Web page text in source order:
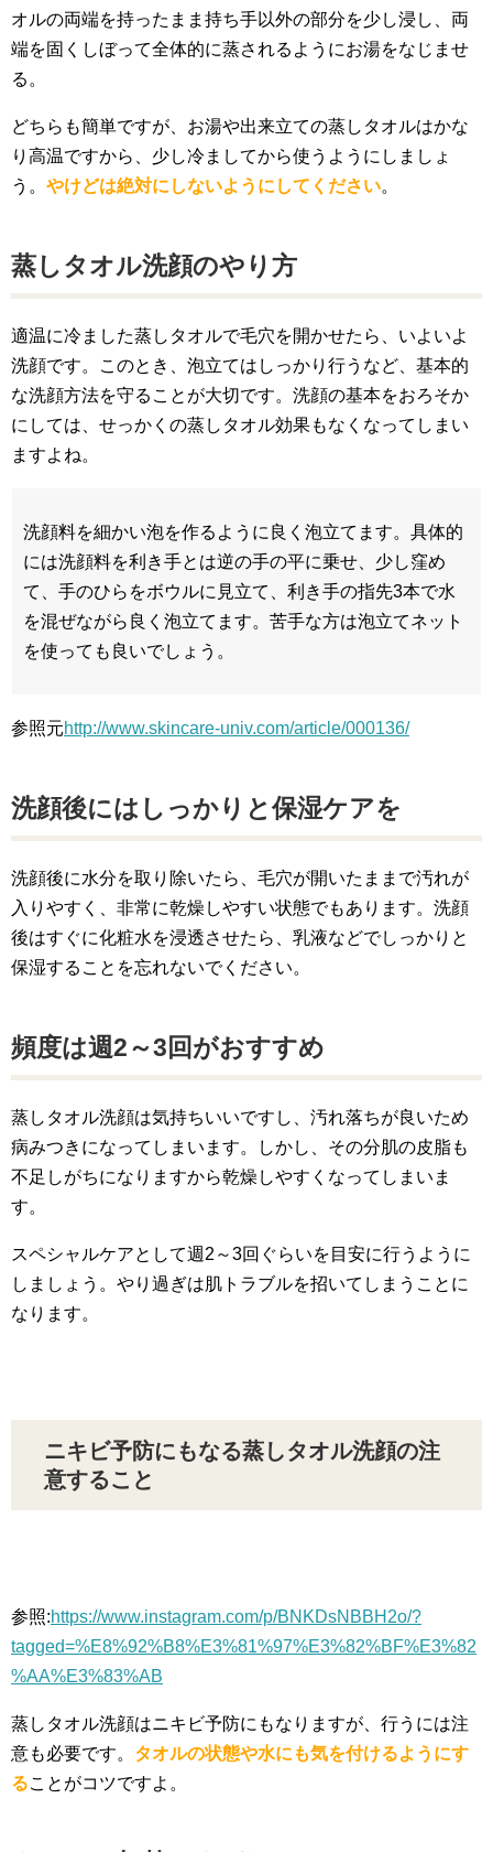
オルの両端を持ったまま持ち手以外の部分を少し浸し、両
端を固くしぼって全体的に蒸されるようにお湯をなじませ
る。
どちらも簡単ですが、お湯や出来立ての蒸しタオルはかな
り高温ですから、少し冷ましてから使うようにしましょ
う。 やけどは絶対にしないようにしてください。
蒸しタオル洗顔のやり方
適温に冷ました蒸しタオルで毛穴を開かせたら、いよいよ
洗顔です。このとき、泡立てはしっかり行うなど、基本的
な洗顔方法を守ることが大切です。洗顔の基本をおろそか
にしては、せっかくの蒸しタオル効果もなくなってしまい
ますよね。
洗顔料を細かい泡を作るように良く泡立てます。具体的
には洗顔料を利き手とは逆の手の平に乗せ、少し窪め
て、手のひらをボウルに見立て、利き手の指先3本で水
を混ぜながら良く泡立てます。苦手な方は泡立てネット
を使っても良いでしょう。
参照元http://www.skincare-univ.com/article/000136/
洗顔後にはしっかりと保湿ケアを
洗顔後に水分を取り除いたら、毛穴が開いたままで汚れが
入りやすく、非常に乾燥しやすい状態でもあります。洗顔
後はすぐに化粧水を浸透させたら、乳液などでしっかりと
保湿することを忘れないでください。
頻度は週2～3回がおすすめ
蒸しタオル洗顔は気持ちいいですし、汚れ落ちが良いため
病みつきになってしまいます。しかし、その分肌の皮脂も
不足しがちになりますから乾燥しやすくなってしまいま
す。
スペシャルケアとして週2～3回ぐらいを目安に行うように
しましょう。やり過ぎは肌トラブルを招いてしまうことに
なります。
ニキビ予防にもなる蒸しタオル洗顔の注
意すること
参照:https://www.instagram.com/p/BNKDsNBBH2o/?
tagged=%E8%92%B8%E3%81%97%E3%82%BF%E3%82
%AA%E3%83%AB
蒸しタオル洗顔はニキビ予防にもなりますが、行うには注
意も必要です。 タオルの状態や水にも気を付けるようにす
ることがコツですよ。